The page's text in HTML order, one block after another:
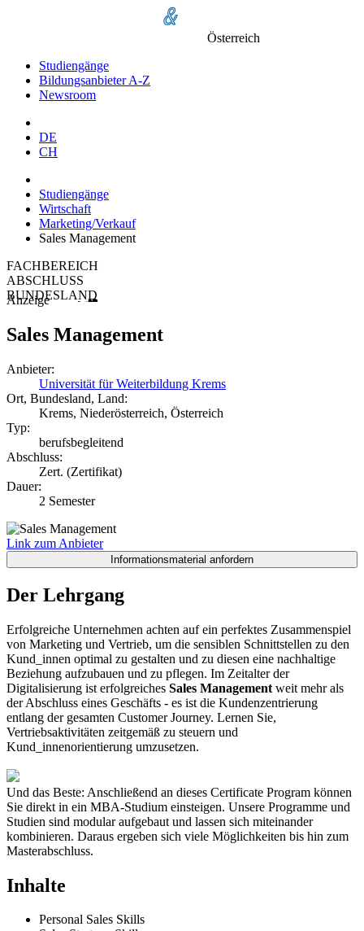
Österreich
Studiengänge
Bildungsanbieter A-Z
Newsroom
DE
CH
Studiengänge
Wirtschaft
Marketing/Verkauf
Sales Management
FACHBEREICH
ABSCHLUSS
BUNDESLAND
Anzeige
Sales Management
Anbieter:
Universität für Weiterbildung Krems
Ort, Bundesland, Land:
Krems, Niederösterreich, Österreich
Typ:
berufsbegleitend
Abschluss:
Zert. (Zertifikat)
Dauer:
2 Semester
Link zum Anbieter
Der Lehrgang
Erfolgreiche Unternehmen achten auf ein perfektes Zusammenspiel
von Marketing und Vertrieb, um die sensiblen Schnittstellen zu den
Kund_innen optimal zu gestalten und zu diesen eine nachhaltige
Beziehung aufzubauen und zu pflegen. Im Zeitalter der
Digitalisierung ist erfolgreiches Sales Management weit mehr als
der Abschluss eines Geschäfts - es ist die Kundenzentrierung
entlang der gesamten Customer Journey. Lernen Sie,
Vertriebsaktivitäten zeitgemäß zu steuern und
Kund_innenorientierung umzusetzen.
Und das Beste: Anschließend an dieses Certificate Program können
Sie direkt in ein MBA-Studium einsteigen. Unsere Programme und
Studien sind modular aufgebaut und lassen sich miteinander
kombinieren. Daraus ergeben sich viele Möglichkeiten bis hin zum
Masterabschluss.
Inhalte
Personal Sales Skills